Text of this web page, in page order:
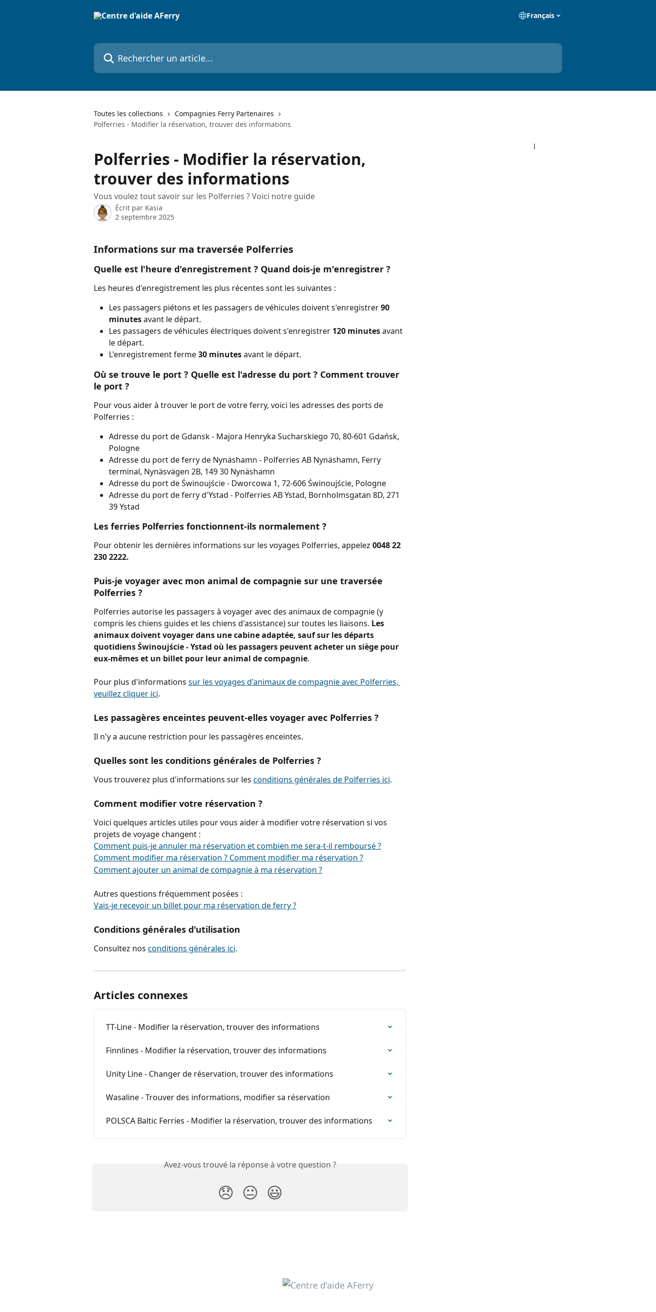
Français
Rechercher un article...
Toutes les collections
Compagnies Ferry Partenaires
Polferries - Modifier la réservation, trouver des informations
Polferries - Modifier la réservation,
trouver des informations
Vous voulez tout savoir sur les Polferries ? Voici notre guide
Écrit par Kasia
2 septembre 2025
Informations sur ma traversée Polferries
Quelle est l'heure d'enregistrement ? Quand dois-je m'enregistrer ?
Les heures d'enregistrement les plus récentes sont les suivantes :
Les passagers piétons et les passagers de véhicules doivent s'enregistrer 90
minutes avant le départ.
Les passagers de véhicules électriques doivent s'enregistrer 120 minutes avant
le départ.
L'enregistrement ferme 30 minutes avant le départ.
Où se trouve le port ? Quelle est l'adresse du port ? Comment trouver
le port ?
Pour vous aider à trouver le port de votre ferry, voici les adresses des ports de
Polferries :
Adresse du port de Gdansk - Majora Henryka Sucharskiego 70, 80-601 Gdańsk,
Pologne
Adresse du port de ferry de Nynäshamn - Polferries AB Nynäshamn, Ferry
terminal, Nynäsvägen 2B, 149 30 Nynäshamn
Adresse du port de Świnoujście - Dworcowa 1, 72-606 Świnoujście, Pologne
Adresse du port de ferry d'Ystad - Polferries AB Ystad, Bornholmsgatan 8D, 271
39 Ystad
Les ferries Polferries fonctionnent-ils normalement ?
Pour obtenir les dernières informations sur les voyages Polferries, appelez 0048 22
230 2222.
Puis-je voyager avec mon animal de compagnie sur une traversée
Polferries ?
Polferries autorise les passagers à voyager avec des animaux de compagnie (y
compris les chiens guides et les chiens d'assistance) sur toutes les liaisons. Les
animaux doivent voyager dans une cabine adaptée, sauf sur les départs
quotidiens Świnoujście - Ystad où les passagers peuvent acheter un siège pour
eux-mêmes et un billet pour leur animal de compagnie.
Pour plus d'informations sur les voyages d'animaux de compagnie avec Polferries,
veuillez cliquer ici.
Les passagères enceintes peuvent-elles voyager avec Polferries ?
Il n'y a aucune restriction pour les passagères enceintes.
Quelles sont les conditions générales de Polferries ?
Vous trouverez plus d'informations sur les conditions générales de Polferries ici.
Comment modifier votre réservation ?
Voici quelques articles utiles pour vous aider à modifier votre réservation si vos
projets de voyage changent :
Comment puis-je annuler ma réservation et combien me sera-t-il remboursé ?
Comment modifier ma réservation ? Comment modifier ma réservation ?
Comment ajouter un animal de compagnie à ma réservation ?
Autres questions fréquemment posées :
Vais-je recevoir un billet pour ma réservation de ferry ?
Conditions générales d'utilisation
Consultez nos conditions générales ici.
Articles connexes
TT-Line - Modifier la réservation, trouver des informations
Finnlines - Modifier la réservation, trouver des informations
Unity Line - Changer de réservation, trouver des informations
Wasaline - Trouver des informations, modifier sa réservation
POLSCA Baltic Ferries - Modifier la réservation, trouver des informations
Avez-vous trouvé la réponse à votre question ?
😞 😐 😃